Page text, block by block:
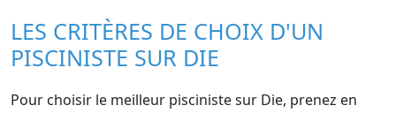
LES CRITÈRES DE CHOIX D'UN
PISCINISTE SUR DIE
Pour choisir le meilleur pisciniste sur Die, prenez en